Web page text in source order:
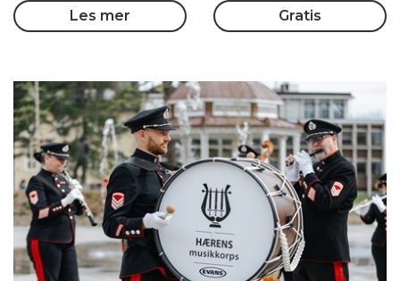
Les mer Gratis